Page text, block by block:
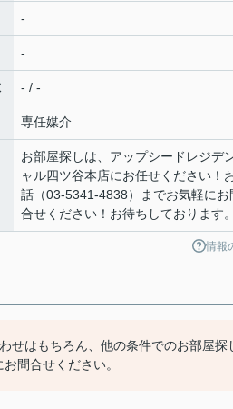
-
-
- / -
専任媒介
お部屋探しは、アップシードレジデ
ャル四ツ谷本店にお任せください！
話（03-5341-4838）までお気軽にお
合せください！お待ちしております
情報
せはもちろん、他の条件でのお部屋探
問合せください。